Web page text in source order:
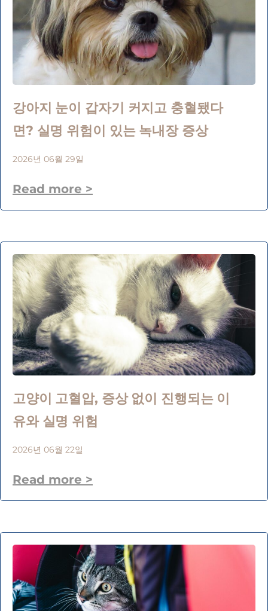
강아지 눈이 갑자기 커지고 충혈됐다
면? 실명 위험이 있는 녹내장 증상
2026년 06월 29일
Read more >
고양이 고혈압, 증상 없이 진행되는 이
유와 실명 위험
2026년 06월 22일
Read more >